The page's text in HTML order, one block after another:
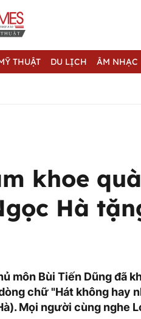
THUẬT DU LỊCH ÂM NHẠC
khoe
Hà
môn Bùi Tiến Dũng đã
chữ "Hát không hay
Mọi người cùng nghe